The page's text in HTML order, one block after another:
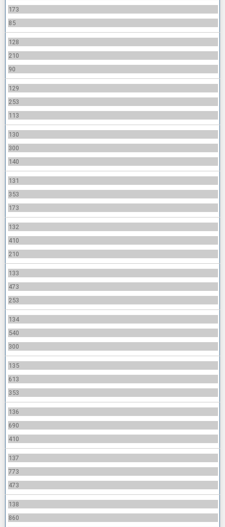
173
85
128
210
90
129
253
113
130
300
140
131
353
173
132
410
210
133
473
253
134
540
300
135
613
353
136
690
410
137
773
473
138
860